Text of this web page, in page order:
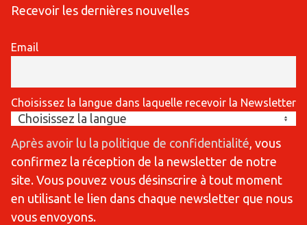
Recevoir les dernières nouvelles
Email
Choisissez la langue dans laquelle recevoir la Newsletter
Après avoir lu la politique de confidentialité, vous
confirmez la réception de la newsletter de notre
site. Vous pouvez vous désinscrire à tout moment
en utilisant le lien dans chaque newsletter que nous
vous envoyons.